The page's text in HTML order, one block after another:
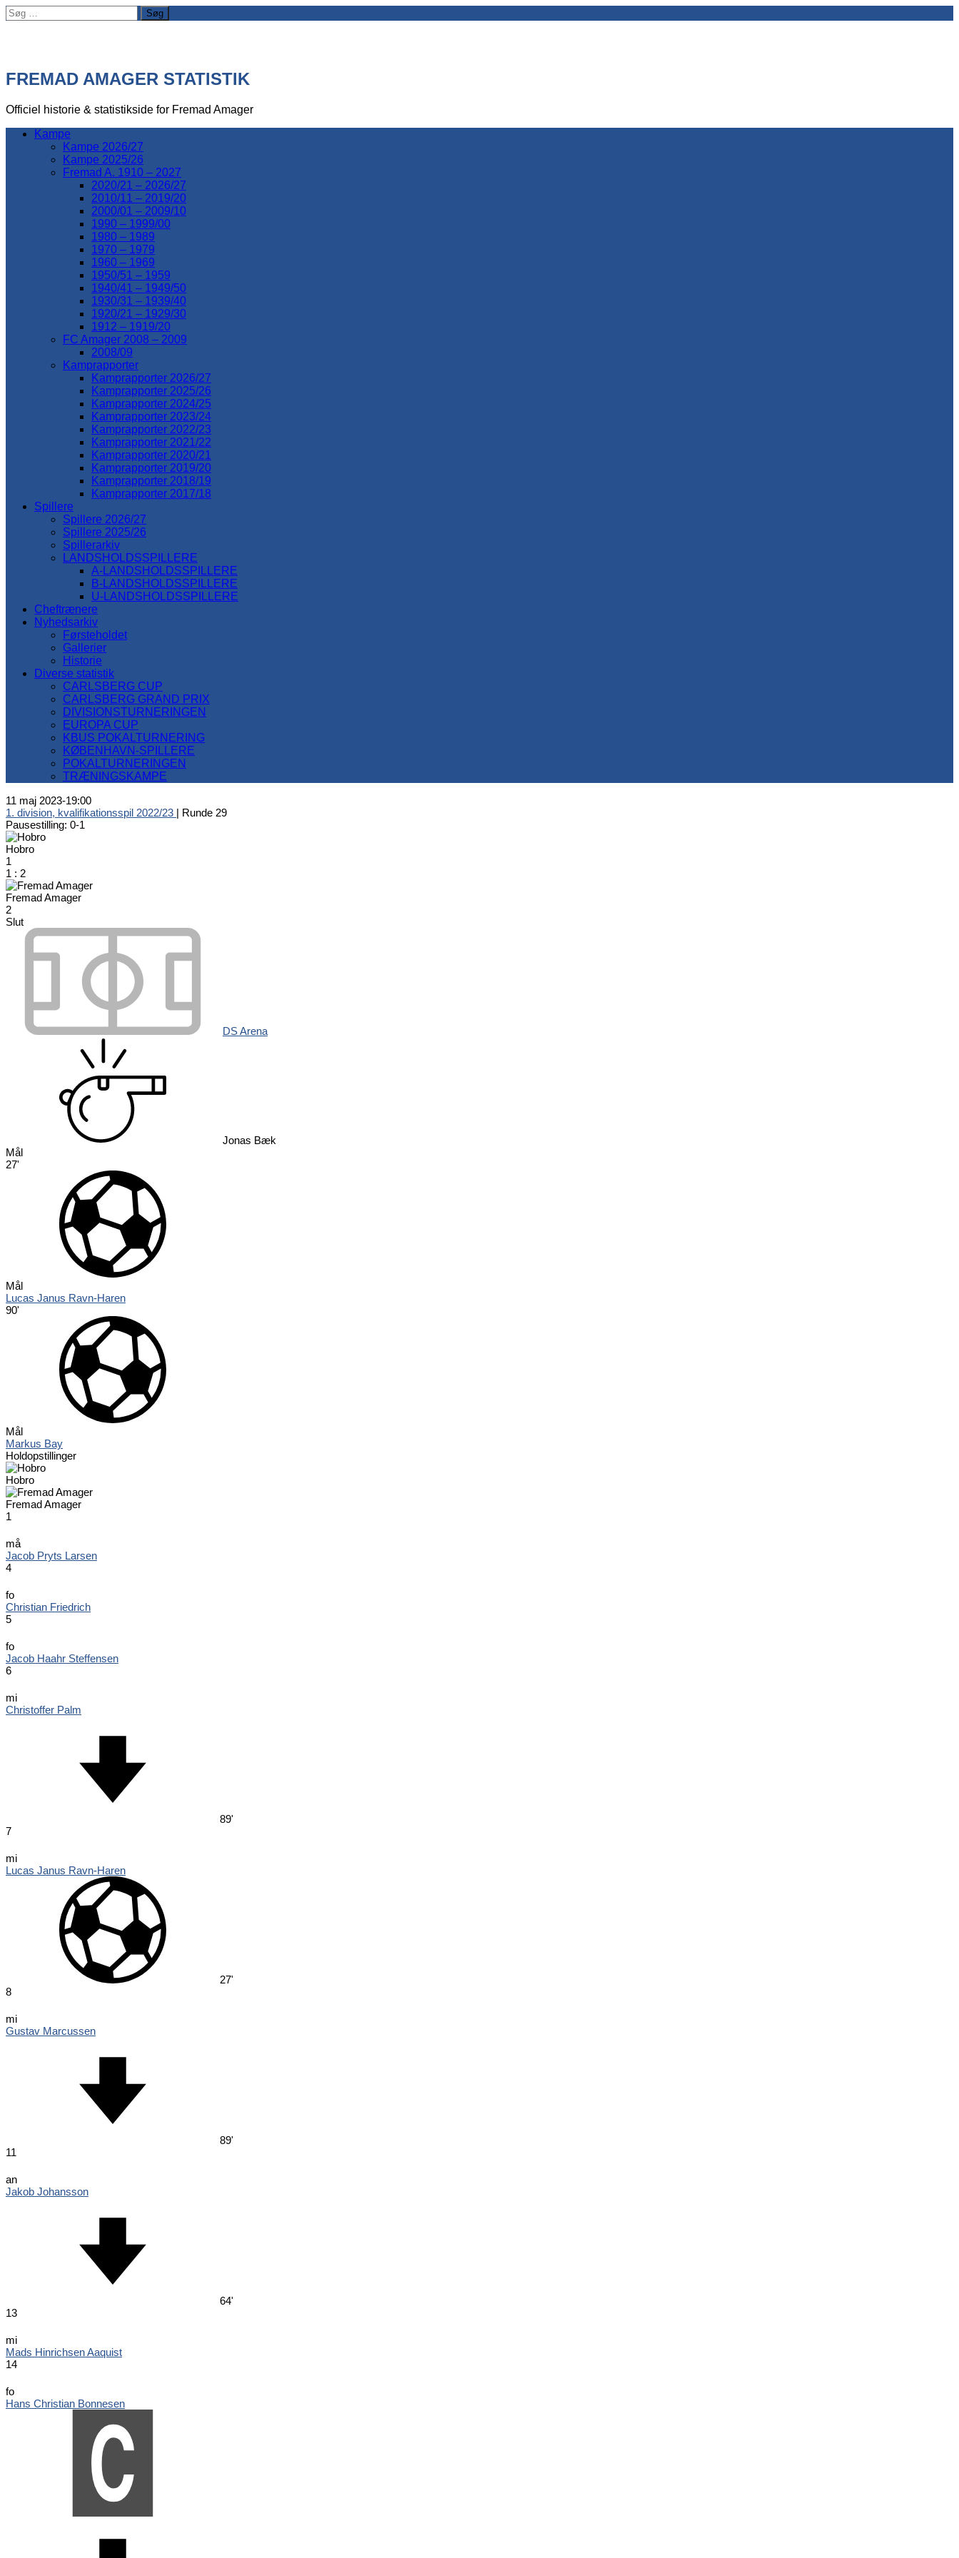
Søg
efter:
FREMAD AMAGER STATISTIK
Officiel historie & statistikside for Fremad Amager
Kampe
Kampe 2026/27
Kampe 2025/26
Fremad A. 1910 – 2027
2020/21 – 2026/27
2010/11 – 2019/20
2000/01 – 2009/10
1990 – 1999/00
1980 – 1989
1970 – 1979
1960 – 1969
1950/51 – 1959
1940/41 – 1949/50
1930/31 – 1939/40
1920/21 – 1929/30
1912 – 1919/20
FC Amager 2008 – 2009
2008/09
Kamprapporter
Kamprapporter 2026/27
Kamprapporter 2025/26
Kamprapporter 2024/25
Kamprapporter 2023/24
Kamprapporter 2022/23
Kamprapporter 2021/22
Kamprapporter 2020/21
Kamprapporter 2019/20
Kamprapporter 2018/19
Kamprapporter 2017/18
Spillere
Spillere 2026/27
Spillere 2025/26
Spillerarkiv
LANDSHOLDSSPILLERE
A-LANDSHOLDSSPILLERE
B-LANDSHOLDSSPILLERE
U-LANDSHOLDSSPILLERE
Cheftrænere
Nyhedsarkiv
Førsteholdet
Gallerier
Historie
Diverse statistik
CARLSBERG CUP
CARLSBERG GRAND PRIX
DIVISIONSTURNERINGEN
EUROPA CUP
KBUS POKALTURNERING
KØBENHAVN-SPILLERE
POKALTURNERINGEN
TRÆNINGSKAMPE
11 maj 2023-19:00
1. division, kvalifikationsspil 2022/23 | Runde 29
Pausestilling: 0-1
Hobro
1
1 : 2
Fremad Amager
2
Slut
DS Arena
Jonas Bæk
Mål
27'
Mål
Lucas Janus Ravn-Haren
90'
Mål
Markus Bay
Holdopstillinger
Hobro
Fremad Amager
1
må
Jacob Pryts Larsen
4
fo
Christian Friedrich
5
fo
Jacob Haahr Steffensen
6
mi
Christoffer Palm
89'
7
mi
Lucas Janus Ravn-Haren
27'
8
mi
Gustav Marcussen
89'
11
an
Jakob Johansson
64'
13
mi
Mads Hinrichsen Aaquist
14
fo
Hans Christian Bonnesen